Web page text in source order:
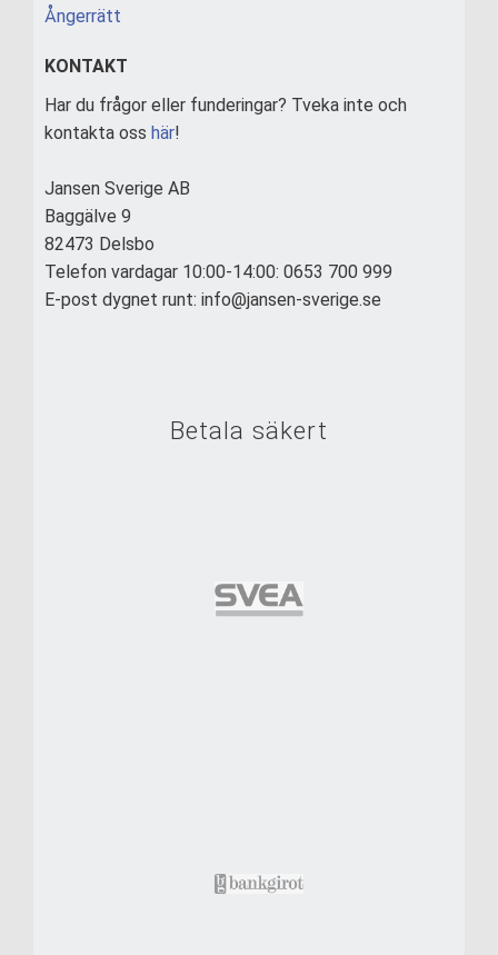
Ångerrätt
KONTAKT
Har du frågor eller funderingar? Tveka inte och
kontakta oss här!
Jansen Sverige AB
Baggälve 9
82473 Delsbo
Telefon vardagar 10:00-14:00: 0653 700 999
E-post dygnet runt: info@jansen-sverige.se
Betala säkert